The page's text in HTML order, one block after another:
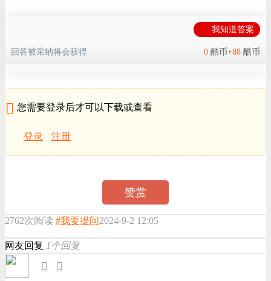
我知道答案
0 酷币+88 酷币
回答被采纳将会获得
您需要登录后才可以下载或查看
登录 注册
赞赏
2762次阅读 #我要提问2024-9-2 12:05
网友回复 1个回复